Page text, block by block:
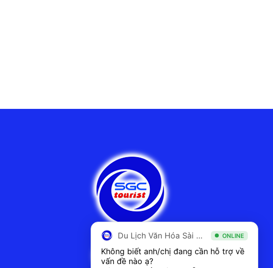
Du Lịch Văn Hóa Sài Gòn ONLINE
Không biết anh/chị đang cần hỗ trợ về
vấn đề nào ạ?